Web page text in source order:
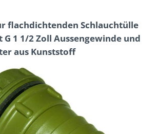
flachdichtenden Schlauchtülle
1 1/2 Zoll Aussengewinde und
aus Kunststoff